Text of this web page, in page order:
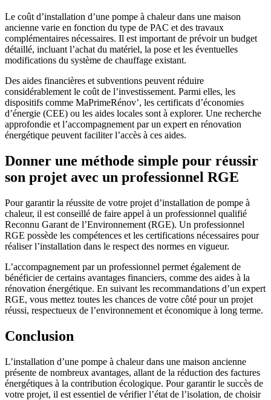
Le coût d’installation d’une pompe à chaleur dans une maison
ancienne varie en fonction du type de PAC et des travaux
complémentaires nécessaires. Il est important de prévoir un budget
détaillé, incluant l’achat du matériel, la pose et les éventuelles
modifications du système de chauffage existant.
Des aides financières et subventions peuvent réduire
considérablement le coût de l’investissement. Parmi elles, les
dispositifs comme MaPrimeRénov’, les certificats d’économies
d’énergie (CEE) ou les aides locales sont à explorer. Une recherche
approfondie et l’accompagnement par un expert en rénovation
énergétique peuvent faciliter l’accès à ces aides.
Donner une méthode simple pour réussir
son projet avec un professionnel RGE
Pour garantir la réussite de votre projet d’installation de pompe à
chaleur, il est conseillé de faire appel à un professionnel qualifié
Reconnu Garant de l’Environnement (RGE). Un professionnel
RGE possède les compétences et les certifications nécessaires pour
réaliser l’installation dans le respect des normes en vigueur.
L’accompagnement par un professionnel permet également de
bénéficier de certains avantages financiers, comme des aides à la
rénovation énergétique. En suivant les recommandations d’un expert
RGE, vous mettez toutes les chances de votre côté pour un projet
réussi, respectueux de l’environnement et économique à long terme.
Conclusion
L’installation d’une pompe à chaleur dans une maison ancienne
présente de nombreux avantages, allant de la réduction des factures
énergétiques à la contribution écologique. Pour garantir le succès de
votre projet, il est essentiel de vérifier l’état de l’isolation, de choisir